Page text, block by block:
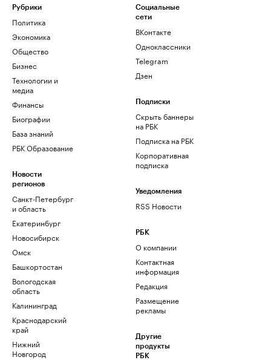
Рубрики
Политика
Экономика
Общество
Бизнес
Технологии и
медиа
Финансы
Биографии
База знаний
РБК Образование
Новости
регионов
Санкт-Петербург
и область
Екатеринбург
Новосибирск
Омск
Башкортостан
Вологодская
область
Калининград
Краснодарский
край
Нижний
Новгород
Социальные
сети
ВКонтакте
Одноклассники
Telegram
Дзен
Подписки
Скрыть баннеры
на РБК
Подписка на РБК
Корпоративная
подписка
Уведомления
RSS Новости
РБК
О компании
Контактная
информация
Редакция
Размещение
рекламы
Другие
продукты
РБК